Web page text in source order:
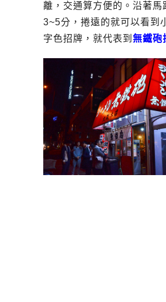
離，交通算方便的。沿著馬
3~5分，捲遠的就可以看到
字色招牌，就代表到 無鐵砲